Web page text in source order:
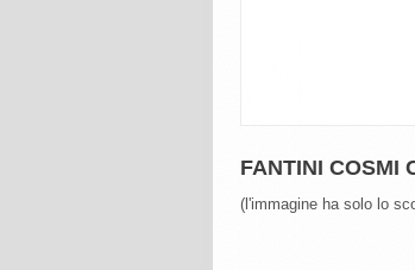
FANTINI COSMI
(l'immagine ha solo lo